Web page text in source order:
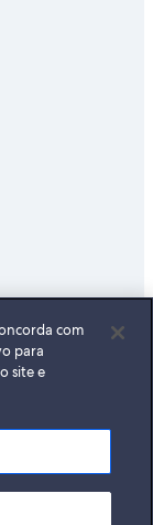
dos sites externos.
Todos os direitos
registradas da
com
para
site e